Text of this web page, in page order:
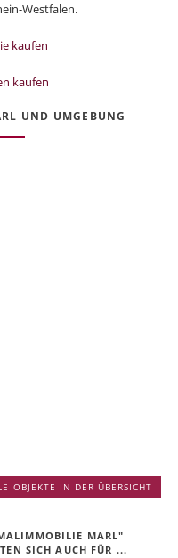
Westfalen.
kaufen
kaufen
UND UMGEBUNG
OBJEKTE IN DER ÜBERSICHT
MARL"
SICH AUCH FÜR ...